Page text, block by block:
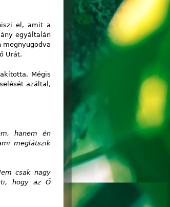
el, amit a
egyáltalán
megnyugodva
Urát.
Mégis
azáltal,
hanem én
meglátszik
csak nagy
hogy az Ő